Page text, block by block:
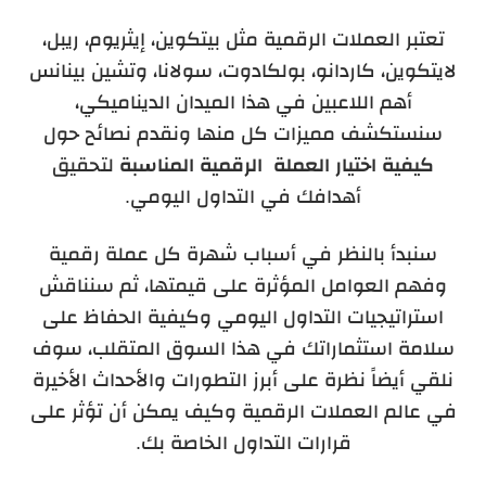
تعتبر العملات الرقمية مثل بيتكوين، إيثريوم، ريبل،
لايتكوين، كاردانو، بولكادوت، سولانا، وتشين بينانس
أهم اللاعبين في هذا الميدان الديناميكي،
سنستكشف مميزات كل منها ونقدم نصائح حول
كيفية اختيار العملة الرقمية المناسبة لتحقيق
أهدافك في التداول اليومي.
سنبدأ بالنظر في أسباب شهرة كل عملة رقمية
وفهم العوامل المؤثرة على قيمتها، ثم سنناقش
استراتيجيات التداول اليومي وكيفية الحفاظ على
سلامة استثماراتك في هذا السوق المتقلب، سوف
نلقي أيضاً نظرة على أبرز التطورات والأحداث الأخيرة
في عالم العملات الرقمية وكيف يمكن أن تؤثر على
قرارات التداول الخاصة بك.